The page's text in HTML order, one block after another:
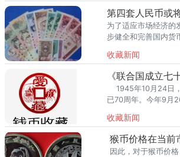
手时的策略也应该不
为了适应市场经济的
步健全和完善国内货
发行了第四套人民币。
收藏新闻
1945年10月24日
已70周年。今年9月
枚，名称分别为
收藏新闻
猴币价格在当前
因此，对于猴币价